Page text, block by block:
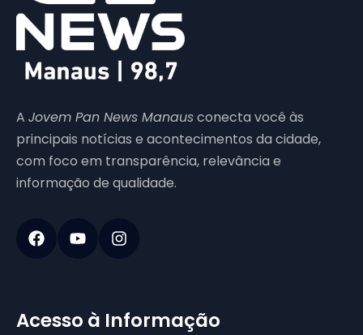
A Jovem Pan News Manausconecta você às
principais notícias e acontecimentos da cidade,
com foco em transparência, relevância e
informação de qualidade.
Acesso à Informação